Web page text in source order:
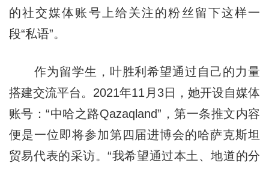
的社交媒体账号上给关注的粉丝留下这样一
段“私语”。
作为留学生，叶胜利希望通过自己的力量
搭建交流平台。2021年11月3日，她开设自媒体
账号：“中哈之路Qazaqland”，第一条推文内容
便是一位即将参加第四届进博会的哈萨克斯坦
贸易代表的采访。“我希望通过本土、地道的分